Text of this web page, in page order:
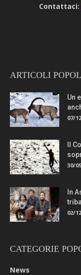
Contattaci:
ARTICOLI
Un
07/
Il
30/
In
02/
CATEGORIE
News